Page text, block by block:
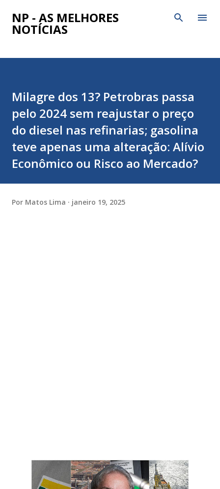
Pular para o conteúdo principal
NP - AS MELHORES
NOTÍCIAS
Milagre dos 13? Petrobras passa
pelo 2024 sem reajustar o preço
do diesel nas refinarias; gasolina
teve apenas uma alteração: Alívio
Econômico ou Risco ao Mercado?
Por Matos Lima janeiro 19, 2025